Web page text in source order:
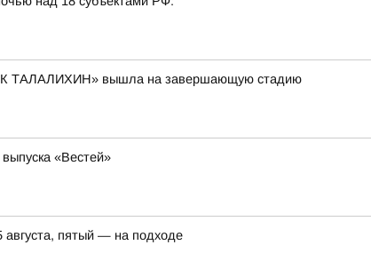
вышла на завершающую стадию
«Вестей»
пятый — на подходе